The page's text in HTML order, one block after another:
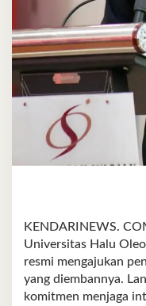
KENDARINEWS.
Universitas Halu
resmi mengajukan
yang diembannya.
komitmen menjaga